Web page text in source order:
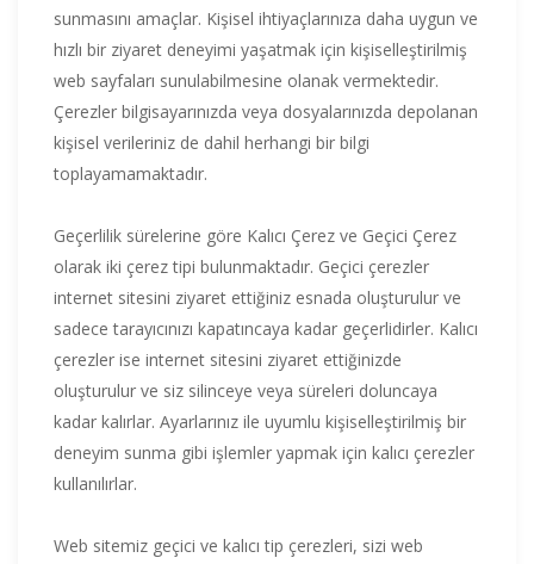
sunmasını amaçlar. Kişisel ihtiyaçlarınıza daha uygun ve
hızlı bir ziyaret deneyimi yaşatmak için kişiselleştirilmiş
web sayfaları sunulabilmesine olanak vermektedir.
Çerezler bilgisayarınızda veya dosyalarınızda depolanan
kişisel verileriniz de dahil herhangi bir bilgi
toplayamamaktadır.
Geçerlilik sürelerine göre Kalıcı Çerez ve Geçici Çerez
olarak iki çerez tipi bulunmaktadır. Geçici çerezler
internet sitesini ziyaret ettiğiniz esnada oluşturulur ve
sadece tarayıcınızı kapatıncaya kadar geçerlidirler. Kalıcı
çerezler ise internet sitesini ziyaret ettiğinizde
oluşturulur ve siz silinceye veya süreleri doluncaya
kadar kalırlar. Ayarlarınız ile uyumlu kişiselleştirilmiş bir
deneyim sunma gibi işlemler yapmak için kalıcı çerezler
kullanılırlar.
Web sitemiz geçici ve kalıcı tip çerezleri, sizi web